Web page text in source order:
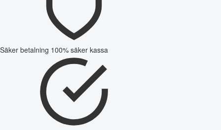
Säker betalning 100% säker kassa